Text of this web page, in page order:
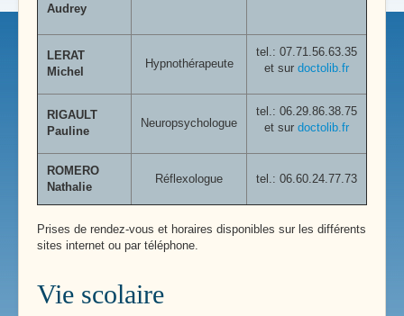
Audrey
LERAT
Michel
Hypnothérapeute
tel.: 07.71.56.63.35
et sur doctolib.fr
RIGAULT
Pauline
Neuropsychologue
tel.: 06.29.86.38.75
et sur doctolib.fr
ROMERO
Nathalie
Réflexologue tel.: 06.60.24.77.73
Prises de rendez-vous et horaires disponibles sur les différents
sites internet ou par téléphone.
Vie scolaire